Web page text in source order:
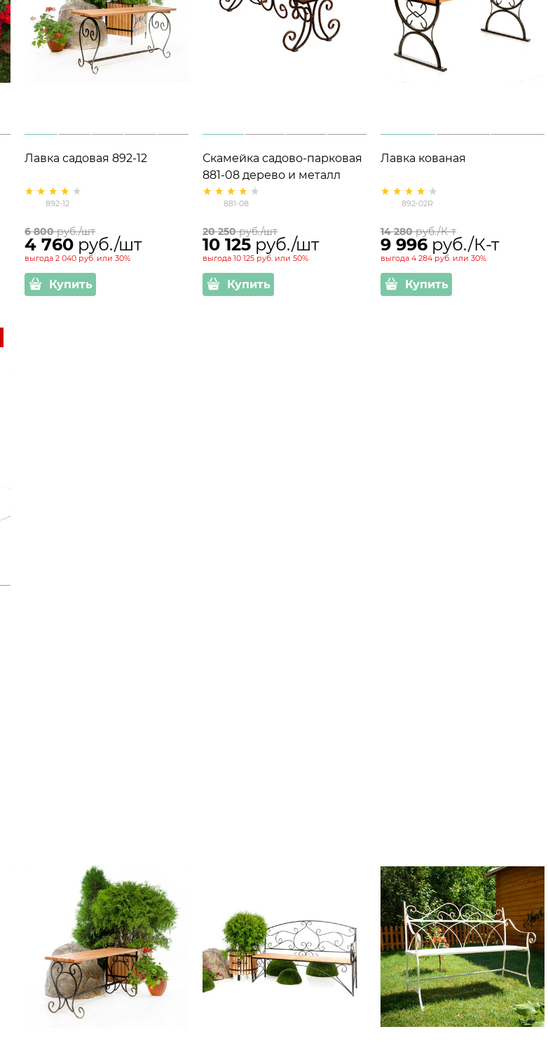
Лавка садовая 892-12
892-12
6 800 руб./шт
4 760 руб./шт
выгода2 040 руб. или30%
Купить
Скамейка садово-парковая
881-08 дерево и металл
881-08
20 250 руб./шт
10 125 руб./шт
выгода10 125 руб. или50%
Купить
Лавка кованая
892-02R
14 280 руб./К-т
9 996 руб./К-т
выгода4 284 руб. или30%
Купить